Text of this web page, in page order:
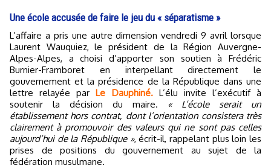
Une école accusée de faire le jeu du « séparatisme »
L’affaire a pris une autre dimension vendredi 9 avril lorsque
Laurent Wauquiez, le président de la Région Auvergne-
Alpes-Alpes, a choisi d’apporter son soutien à Frédéric
Burnier-Framboret en interpellant directement le
gouvernement et la présidence de la République dans une
lettre relayée parLe Dauphiné.L’élu invite l’exécutif à
soutenir la décision du maire.
« L’école serait un
établissement hors contrat, dont l’orientation consistera très
clairement à promouvoir des valeurs qui ne sont pas celles
aujourd’hui de la République », écrit-il, rappelant plus loin les
prises de positions du gouvernement au sujet de la
fédération musulmane.